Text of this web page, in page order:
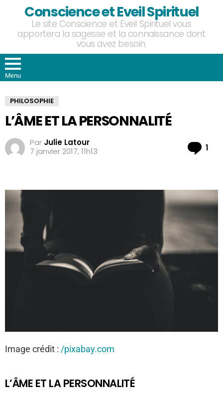
Conscience et Eveil Spirituel
Le site Conscience et Eveil Spirituel vous
apportera la sagesse et la connaissance dont
vous avez besoin.
Menu
PHILOSOPHIE
L’ÂME ET LA PERSONNALITÉ
Par Julie Latour
7 janvier 2017, 11h13
1
Image crédit : /pixabay.com
L’ÂME ET LA PERSONNALITÉ